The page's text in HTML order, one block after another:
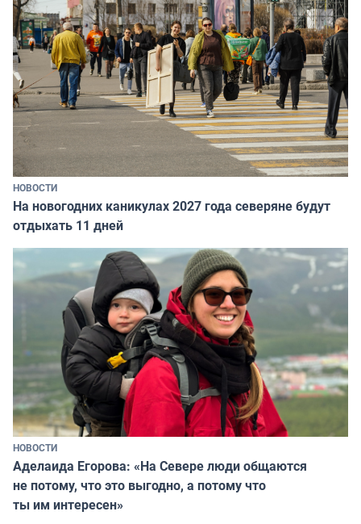
НОВОСТИ
На новогодних каникулах 2027 года северяне будут
отдыхать 11 дней
НОВОСТИ
Аделаида Егорова: «На Севере люди общаются
не потому, что это выгодно, а потому что
ты им интересен»